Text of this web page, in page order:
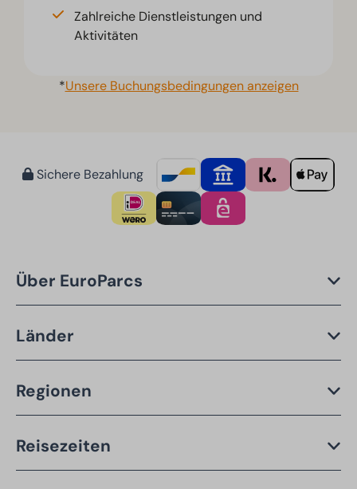
Zahlreiche Dienstleistungen und
Aktivitäten
*Unsere Buchungsbedingungen anzeigen
Sichere Bezahlung
Über EuroParcs
Länder
Regionen
Reisezeiten